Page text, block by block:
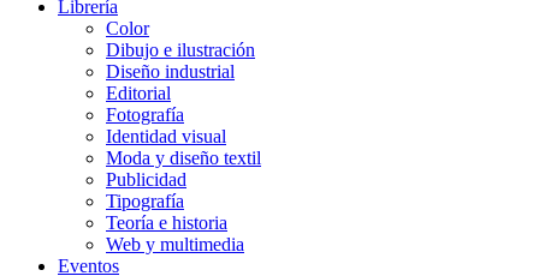
Librería
Color
Dibujo e ilustración
Diseño industrial
Editorial
Fotografía
Identidad visual
Moda y diseño textil
Publicidad
Tipografía
Teoría e historia
Web y multimedia
Eventos